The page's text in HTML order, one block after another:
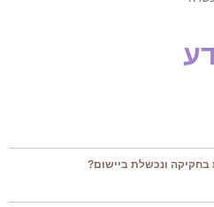
ונכשלת ביישום?